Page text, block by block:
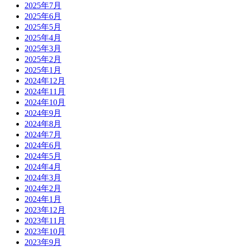
2025年7月
2025年6月
2025年5月
2025年4月
2025年3月
2025年2月
2025年1月
2024年12月
2024年11月
2024年10月
2024年9月
2024年8月
2024年7月
2024年6月
2024年5月
2024年4月
2024年3月
2024年2月
2024年1月
2023年12月
2023年11月
2023年10月
2023年9月